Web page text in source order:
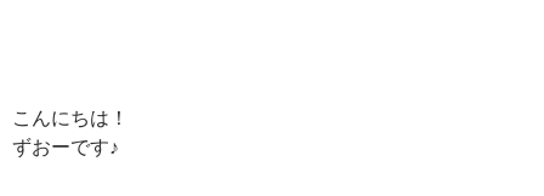
こんにちは！
ずおーです♪